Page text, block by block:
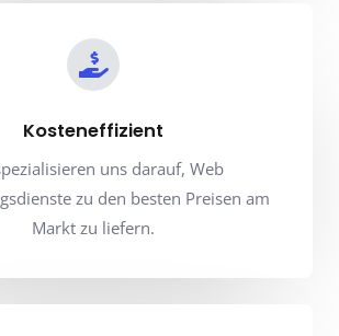
Kosteneffizient
uns darauf, Web
zu den besten Preisen am
Markt zu liefern.